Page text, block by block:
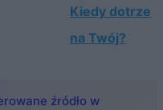
Kiedy dotrze
na Twój?
źródło w